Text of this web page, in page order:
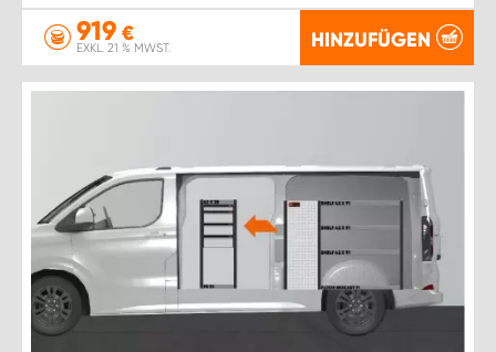
919 €
EXKL. 21 % MWST. HINZUFÜGEN